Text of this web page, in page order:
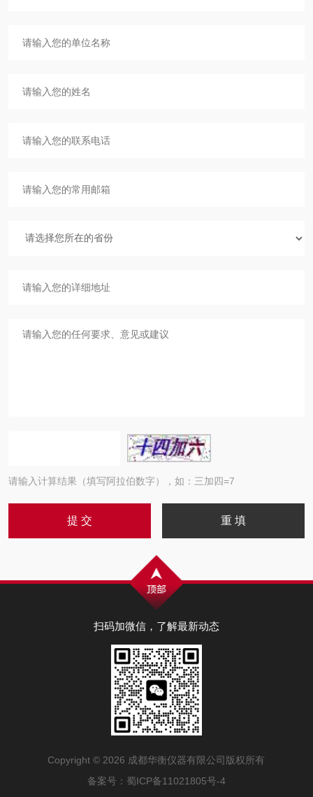
请输入计算结果（填写阿拉伯数字），如：三加四=7
扫码加微信，了解最新动态
Copyright © 2026 成都华衡仪器有限公司版权所有
备案号： 蜀ICP备11021805号-4